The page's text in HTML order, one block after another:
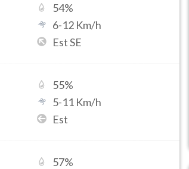
54%
6-12 Km/h
Est SE
55%
5-11 Km/h
Est
57%